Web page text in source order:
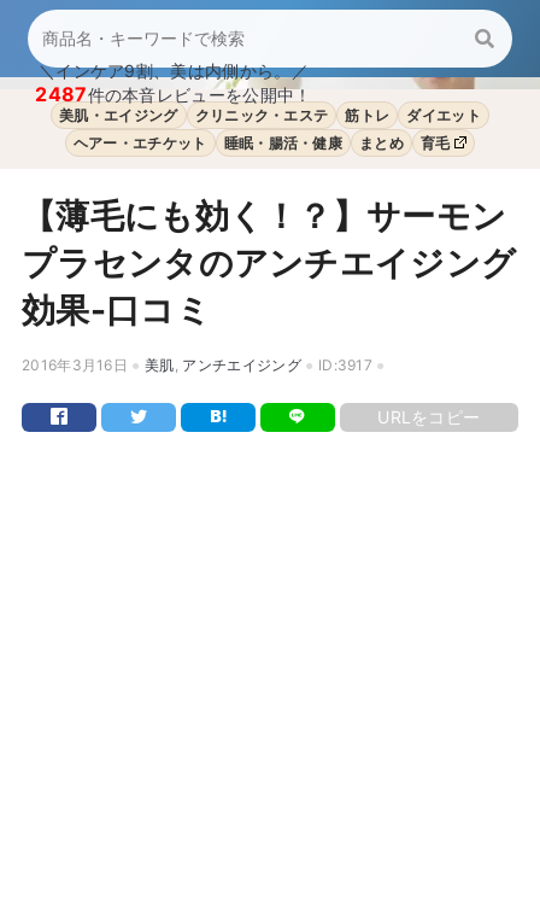
＼インケア9割、美は内側から。／
2487件の本音レビューを公開中！
美肌・エイジング クリニック・エステ 筋トレ
ダイエット
ヘアー・エチケット
睡眠・腸活・健康 まとめ 育毛
【薄毛にも効く！？】サーモン
プラセンタのアンチエイジング
効果-口コミ
2016年3月16日 美肌, アンチエイジング ID:3917
URLをコピー